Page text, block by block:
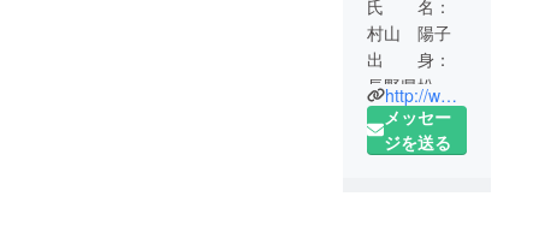
氏 名：
村山 陽子
出 身：
長野県松本
市
早稲田大学
http://www.philia-corp.com
メッセー
ジを送る